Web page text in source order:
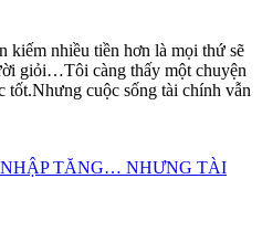
kiếm nhiều tiền hơn là mọi thứ sẽ
giỏi…Tôi càng thấy một chuyện
cuộc sống tài chính vẫn